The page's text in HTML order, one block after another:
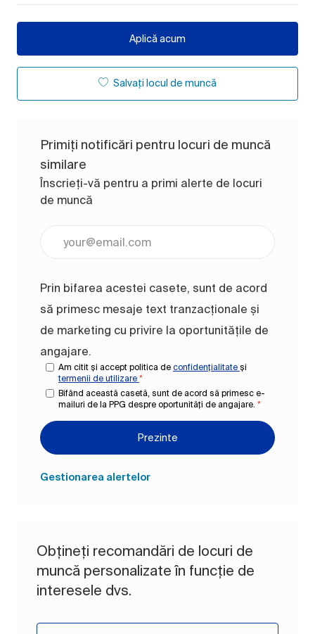
Aplică acum
Salvați locul de muncă
Primiți notificări pentru locuri de muncă
similare
Înscrieți-vă pentru a primi alerte de locuri
de muncă
Prin bifarea acestei casete, sunt de acord
să primesc mesaje text tranzacționale și
de marketing cu privire la oportunitățile de
angajare.
Am citit și accept politica de confidențialitate și
termenii de utilizare *
Bifând această casetă, sunt de acord să primesc e-
mailuri de la PPG despre oportunități de angajare. *
Prezinte
Gestionarea alertelor
Obțineți recomandări de locuri de
muncă personalizate în funcție de
interesele dvs.